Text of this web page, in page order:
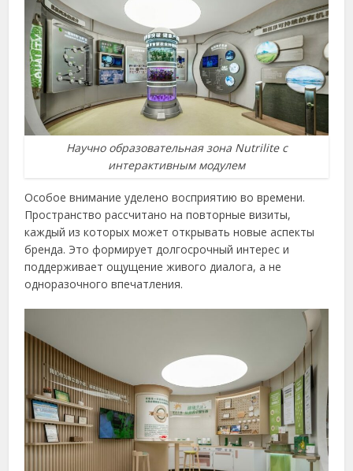
Научно образовательная зона Nutrilite с
интерактивным модулем
Особое внимание уделено восприятию во времени.
Пространство рассчитано на повторные визиты,
каждый из которых может открывать новые аспекты
бренда. Это формирует долгосрочный интерес и
поддерживает ощущение живого диалога, а не
одноразочного впечатления.